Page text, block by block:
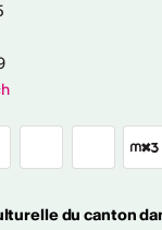
du canton